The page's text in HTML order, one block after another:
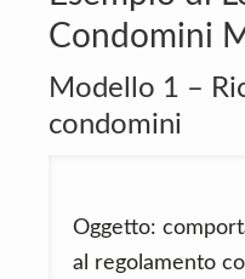
Condomini
Modello 1 –
condomini
Oggetto:
al regolamento